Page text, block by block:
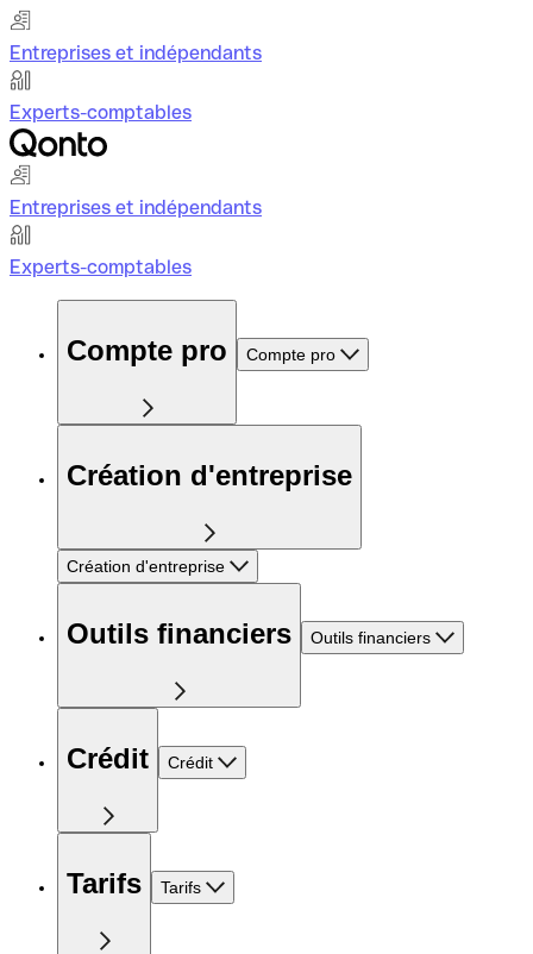
Entreprises et indépendants
Experts-comptables
Entreprises et indépendants
Experts-comptables
Compte pro Compte pro
Création d'entreprise
Création d'entreprise
Outils financiers Outils financiers
Crédit Crédit
Tarifs Tarifs